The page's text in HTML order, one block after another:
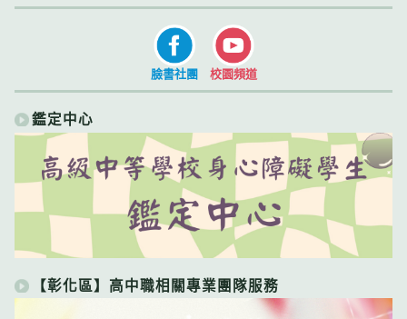
臉書社團 校園頻道
鑑定中心
【彰化區】高中職相關專業團隊服務